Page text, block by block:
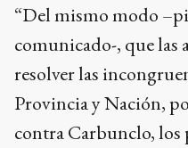
“Del mismo modo
comunicado-, que las
resolver las
Provincia y Nación,
contra Carbunclo, los